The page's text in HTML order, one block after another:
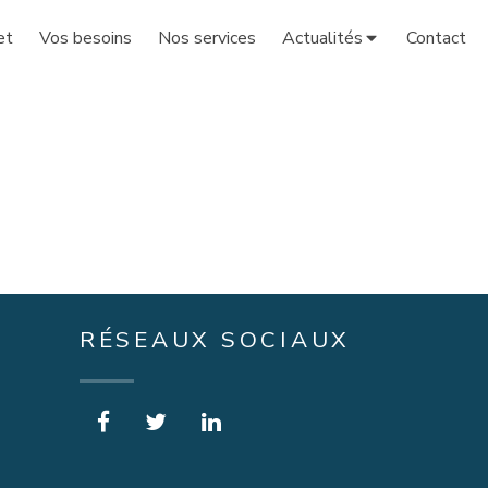
Vos besoins Nos services Actualités Contact
RÉSEAUX SOCIAUX